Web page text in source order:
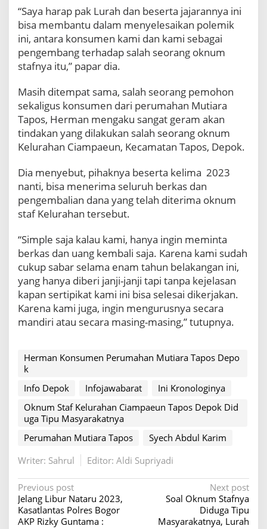
“Saya harap pak Lurah dan beserta jajarannya ini
bisa membantu dalam menyelesaikan polemik
ini, antara konsumen kami dan kami sebagai
pengembang terhadap salah seorang oknum
stafnya itu,” papar dia.
Masih ditempat sama, salah seorang pemohon
sekaligus konsumen dari perumahan Mutiara
Tapos, Herman mengaku sangat geram akan
tindakan yang dilakukan salah seorang oknum
Kelurahan Ciampaeun, Kecamatan Tapos, Depok.
Dia menyebut, pihaknya beserta kelima 2023
nanti, bisa menerima seluruh berkas dan
pengembalian dana yang telah diterima oknum
staf Kelurahan tersebut.
“Simple saja kalau kami, hanya ingin meminta
berkas dan uang kembali saja. Karena kami sudah
cukup sabar selama enam tahun belakangan ini,
yang hanya diberi janji-janji tapi tanpa kejelasan
kapan sertipikat kami ini bisa selesai dikerjakan.
Karena kami juga, ingin mengurusnya secara
mandiri atau secara masing-masing,” tutupnya.
Herman Konsumen Perumahan Mutiara Tapos Depo
k
Info Depok
Infojawabarat
Ini Kronologinya
Oknum Staf Kelurahan Ciampaeun Tapos Depok Did
uga Tipu Masyarakatnya
Perumahan Mutiara Tapos
Syech Abdul Karim
Writer: Sahrul
Editor: Aldi Supriyadi
P
o
s
Previous post
Jelang Libur Nataru 2023,
Kasatlantas Polres Bogor
AKP Rizky Guntama :
Next post
Soal Oknum Stafnya
Diduga Tipu
Masyarakatnya, Lurah